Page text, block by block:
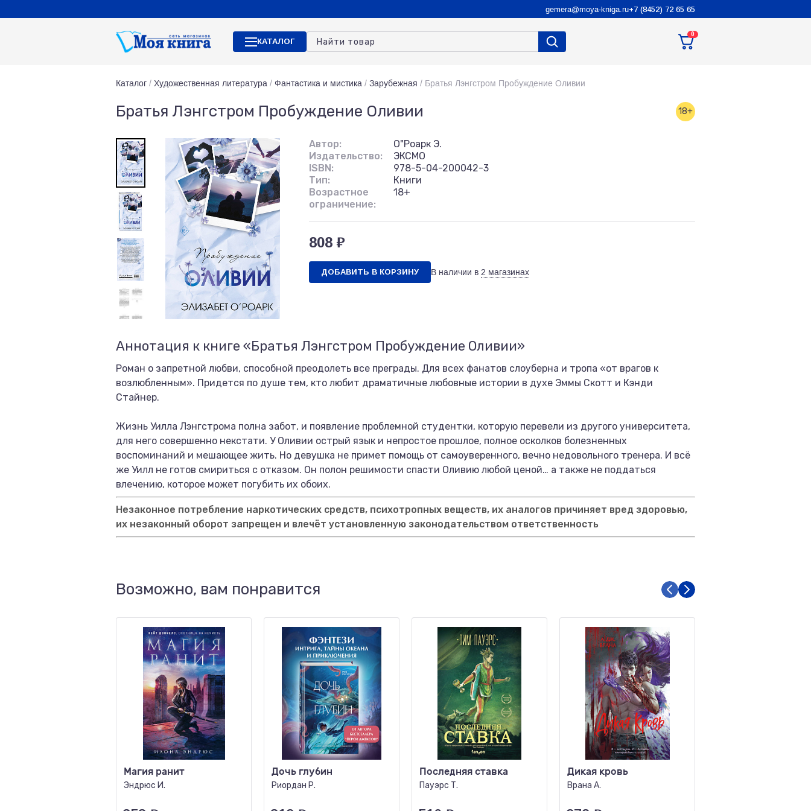
gemera@moya-kniga.ru+7 (8452) 72 65 65
КАТАЛОГ
0
Каталог / Художественная литература / Фантастика и мистика / Зарубежная / Братья Лэнгстром Пробуждение Оливии
Братья Лэнгстром Пробуждение Оливии 18+
Автор:
О"Роарк Э.
Издательство:
ЭКСМО
ISBN:
978-5-04-200042-3
Тип:
Книги
Возрастное
ограничение:
18+
808 ₽
ДОБАВИТЬ В КОРЗИНУ В наличии в 2 магазинах
Аннотация к книге «Братья Лэнгстром Пробуждение Оливии»
Роман о запретной любви, способной преодолеть все преграды. Для всех фанатов слоуберна и тропа «от врагов к
возлюбленным». Придется по душе тем, кто любит драматичные любовные истории в духе Эммы Скотт и Кэнди
Стайнер.
Жизнь Уилла Лэнгстрома полна забот, и появление проблемной студентки, которую перевели из другого университета,
для него совершенно некстати. У Оливии острый язык и непростое прошлое, полное осколков болезненных
воспоминаний и мешающее жить. Но девушка не примет помощь от самоуверенного, вечно недовольного тренера. И всё
же Уилл не готов смириться с отказом. Он полон решимости спасти Оливию любой ценой… а также не поддаться
влечению, которое может погубить их обоих.
Незаконное потребление наркотических средств, психотропных веществ, их аналогов причиняет вред здоровью,
их незаконный оборот запрещен и влечёт установленную законодательством ответственность
Возможно, вам понравится
Магия ранит
Эндрюс И.
Дочь глубин
Риордан Р.
Последняя ставка
Пауэрс Т.
Дикая кровь
Врана А.